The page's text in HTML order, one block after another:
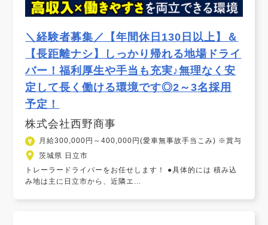
＼経験者募集／【年間休日130日以上】＆
【長距離ナシ】しっかり帰れる地場ドライ
バー！福利厚生や手当も充実♪無理なく安
定して長く働ける環境です◎2～3名採用
予定！
株式会社西野商事
月給300,000円～400,000円(愛車無事故手当こみ) ※賞与
茨城県 日立市
トレーラードライバーをお任せします！ ●具体的には 積み込
み地は主に日立市から、近隣エ...